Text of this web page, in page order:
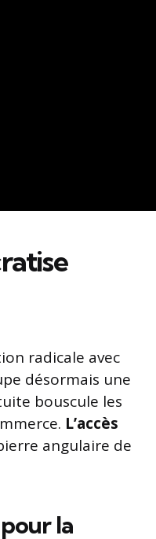
radicale avec
désormais une
bouscule les
L’accès
angulaire de
la